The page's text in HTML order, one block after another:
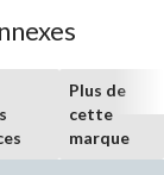
Plus de
cette
marque